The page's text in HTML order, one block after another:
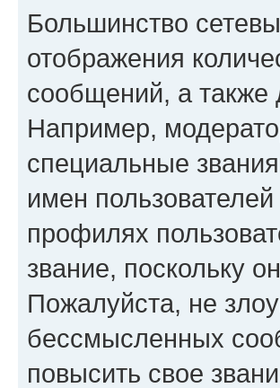
Большинство
отображения
сообщений, а также
Например,
специальные
имен
профилях
звание, поскольку
Пожалуйста, не
бессмысленных
повысить свое